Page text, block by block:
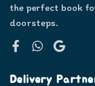
the perfect book
doorsteps.
Delivery